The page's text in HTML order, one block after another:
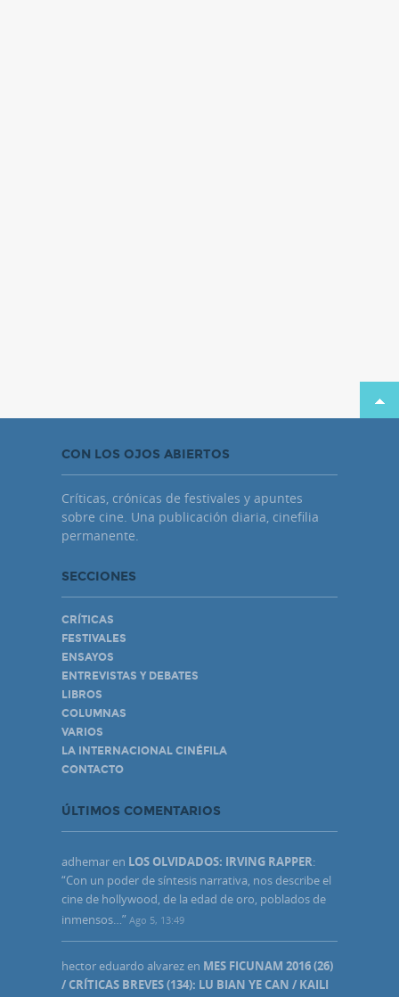
CON LOS OJOS ABIERTOS
Críticas, crónicas de festivales y apuntes
sobre cine. Una publicación diaria, cinefilia
permanente.
SECCIONES
CRÍTICAS
FESTIVALES
ENSAYOS
ENTREVISTAS Y DEBATES
LIBROS
COLUMNAS
VARIOS
LA INTERNACIONAL CINÉFILA
CONTACTO
ÚLTIMOS COMENTARIOS
adhemar en LOS OLVIDADOS: IRVING RAPPER:
“Con un poder de síntesis narrativa, nos describe el
cine de hollywood, de la edad de oro, poblados de
inmensos… ” Ago 5, 13:49
hector eduardo alvarez en MES FICUNAM 2016 (26)
/ CRÍTICAS BREVES (134): LU BIAN YE CAN / KAILI